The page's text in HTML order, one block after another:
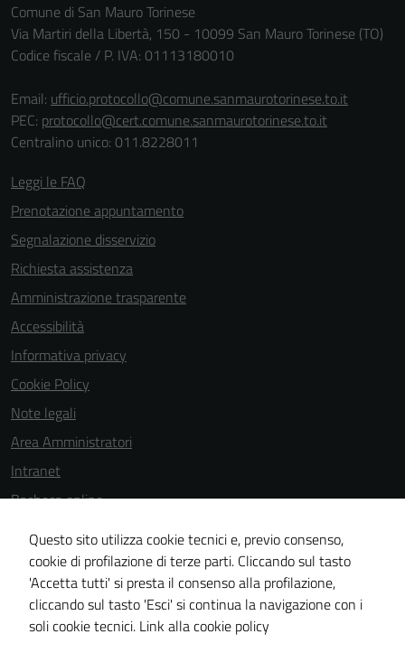
Comune di San Mauro Torinese
Via Martiri della Libertà, 150 - 10099 San Mauro Torinese (TO)
Codice fiscale / P. IVA: 01113180010
Email: ufficio.protocollo@comune.sanmaurotorinese.to.it
PEC: protocollo@cert.comune.sanmaurotorinese.to.it
Centralino unico: 011.8228011
Leggi le FAQ
Prenotazione appuntamento
Segnalazione disservizio
Richiesta assistenza
Amministrazione trasparente
Accessibilità
Informativa privacy
Cookie Policy
Note legali
Area Amministratori
Intranet
Bacheca online
Dichiarazione di accessibilità
Dichiarazione di accessibilità e modalità di segnalazioni di non
conformità
Piano di miglioramento del sito
Questo sito utilizza cookie tecnici e, previo consenso,
cookie di profilazione di terze parti. Cliccando sul tasto
'Accetta tutti' si presta il consenso alla profilazione,
cliccando sul tasto 'Esci' si continua la navigazione con i
soli cookie tecnici. Link alla cookie policy